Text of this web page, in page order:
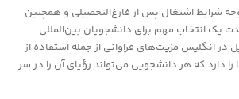
شرایط اشتغال پس از فارغ‌التحصیلی و همچنین
یک انتخاب مهم برای دانشجویان بین‌المللی
انگلیس مزیت‌های فراوانی از جمله استفاده از
دارد که هر دانشجویی می‌تواند رؤیای آن را در سر